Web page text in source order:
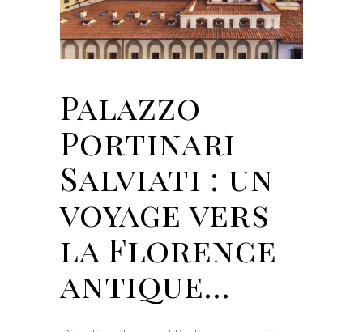
Palazzo
Portinari
Salviati : un
voyage vers
la Florence
antique…